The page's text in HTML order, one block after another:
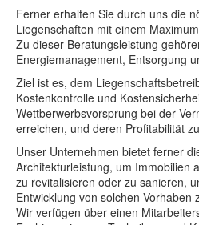
Ferner erhalten Sie durch uns die
Liegenschaften mit einem
Zu dieser Beratungsleistung
Energiemanagement, Entsorgung
Ziel ist es, dem
Kostenkontrolle und
Wettberwerbsvorsprung bei der
erreichen, und deren Profitabilität
Unser Unternehmen bietet ferner
Architekturleistung, um Immobilien
zu revitalisieren oder zu sanieren,
Entwicklung von solchen Vorhaben
Wir verfügen über einen